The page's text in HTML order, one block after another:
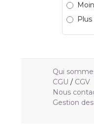
Qui
CGU / CGV
Nous
Gestion